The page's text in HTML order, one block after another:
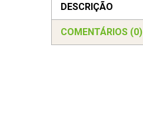
DESCRIÇÃO
COMENTÁRIOS (0)